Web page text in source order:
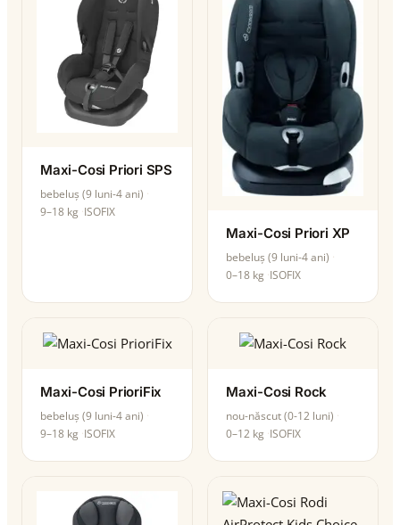
Maxi-Cosi Priori SPS
bebeluș (9 luni-4 ani)
9–18 kg ISOFIX
Maxi-Cosi Priori XP
bebeluș (9 luni-4 ani)
0–18 kg ISOFIX
Maxi-Cosi PrioriFix
bebeluș (9 luni-4 ani)
9–18 kg ISOFIX
Maxi-Cosi Rock
nou-născut (0-12 luni)
0–12 kg ISOFIX